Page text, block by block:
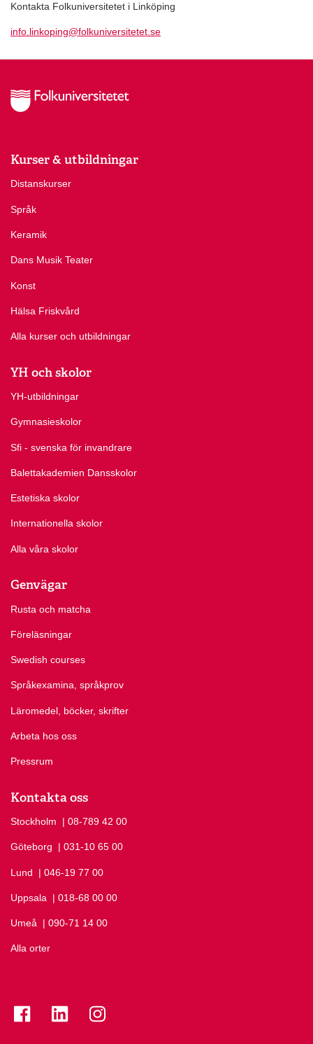
Kontakta Folkuniversitetet i Linköping
info.linkoping@folkuniversitetet.se
Kurser & utbildningar
Distanskurser
Språk
Keramik
Dans Musik Teater
Konst
Hälsa Friskvård
Alla kurser och utbildningar
YH och skolor
YH-utbildningar
Gymnasieskolor
Sfi - svenska för invandrare
Balettakademien Dansskolor
Estetiska skolor
Internationella skolor
Alla våra skolor
Genvägar
Rusta och matcha
Föreläsningar
Swedish courses
Språkexamina, språkprov
Läromedel, böcker, skrifter
Arbeta hos oss
Pressrum
Kontakta oss
Stockholm Ring Stockholm på
| 08-789 42 00
Göteborg Ring Göteborg på
| 031-10 65 00
Lund Ring Lund på
| 046-19 77 00
Uppsala Ring Uppsala på
| 018-68 00 00
Umeå Ring Umeå på
| 090-71 14 00
Alla orter
Se folkuniversitetet på Facebook
Se folkuniversitetet på LinkedIn